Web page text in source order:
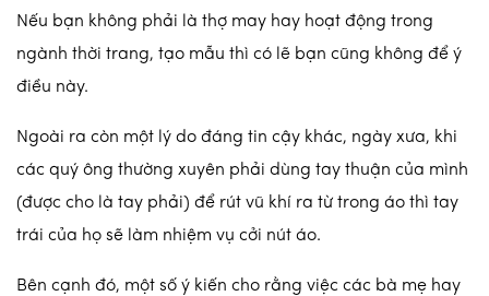
Nếu bạn không phải là thợ may hay hoạt động trong
ngành thời trang, tạo mẫu thì có lẽ bạn cũng không để ý
điều này.
Ngoài ra còn một lý do đáng tin cậy khác, ngày xưa, khi
các quý ông thường xuyên phải dùng tay thuận của mình
(được cho là tay phải) để rút vũ khí ra từ trong áo thì tay
trái của họ sẽ làm nhiệm vụ cởi nút áo.
Bên cạnh đó, một số ý kiến cho rằng việc các bà mẹ hay